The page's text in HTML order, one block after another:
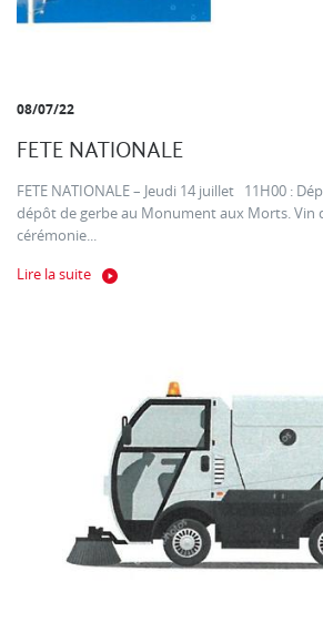
08/07/22
FETE NATIONALE
FETE NATIONALE – Jeudi 14 juillet 11H00 :
dépôt de gerbe au Monument aux Morts. Vin
cérémonie...
Lire la suite